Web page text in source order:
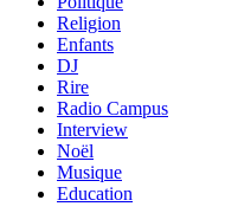
Religion
Enfants
DJ
Rire
Radio Campus
Interview
Noël
Musique
Education